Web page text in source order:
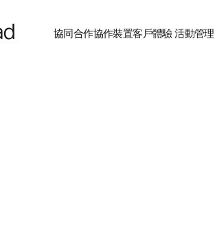
協同合作協作裝置客戶體驗活動管理